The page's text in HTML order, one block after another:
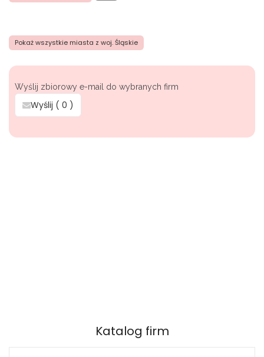
Pokaż wszystkie miasta z woj. Śląskie
Wyślij zbiorowy e-mail do wybranych firm
Wyślij ( 0 )
Katalog firm